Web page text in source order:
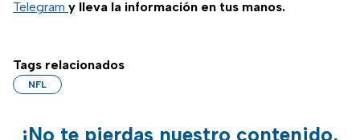
Telegram y lleva la información en tus manos.
Tags relacionados
NFL
¡No te pierdas nuestro contenido,